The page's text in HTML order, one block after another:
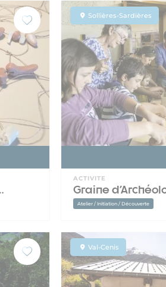
Sollières-Sardières
ACTIVITE
Graine
Atelier / Initiation / Découverte
Val-Cenis